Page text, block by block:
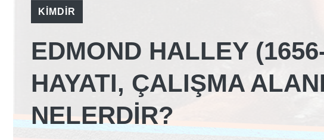
KIMDIR
EDMOND HALLEY
HAYATI, ÇALIŞMA
NELERDIR?